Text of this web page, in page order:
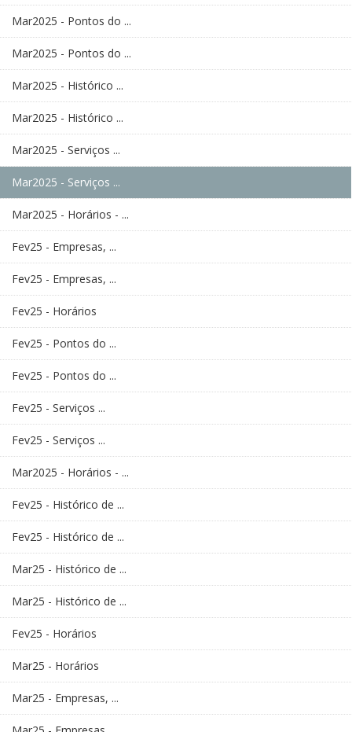
Mar2025 - Pontos do ...
Mar2025 - Pontos do ...
Mar2025 - Histórico ...
Mar2025 - Histórico ...
Mar2025 - Serviços ...
Mar2025 - Serviços ...
Mar2025 - Horários - ...
Fev25 - Empresas, ...
Fev25 - Empresas, ...
Fev25 - Horários
Fev25 - Pontos do ...
Fev25 - Pontos do ...
Fev25 - Serviços ...
Fev25 - Serviços ...
Mar2025 - Horários - ...
Fev25 - Histórico de ...
Fev25 - Histórico de ...
Mar25 - Histórico de ...
Mar25 - Histórico de ...
Fev25 - Horários
Mar25 - Horários
Mar25 - Empresas, ...